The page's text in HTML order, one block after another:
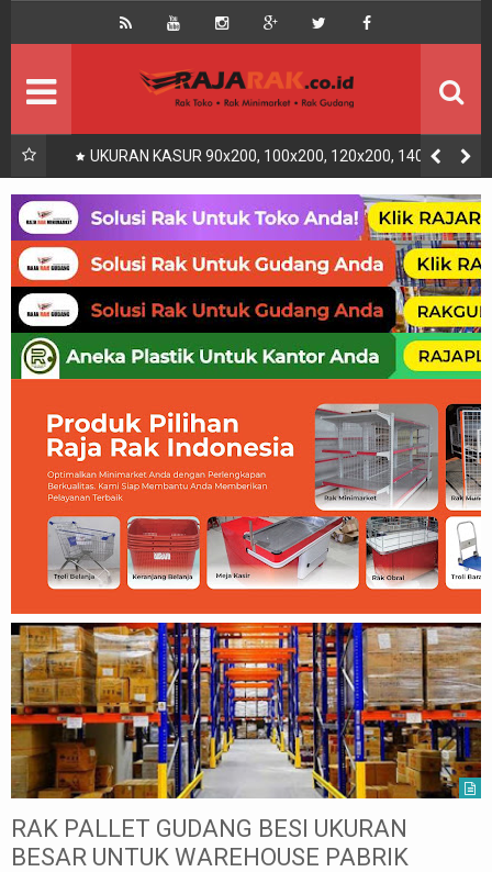
UKURAN KASUR 90x200, 100x200, 120x200, 140x200,
160x200, 180x200 | FUNGSI, MANFAAT DAN KEGUNAAN
RAK PALLET GUDANG BESI UKURAN
BESAR UNTUK WAREHOUSE PABRIK
Beranda
Kontak About Us
Rak Gudang Rak besi/Rak pallet
Rak Minimarket Supermarket
Produk Lain Peralatan Toko Dll
Artikel Retail & Logistik